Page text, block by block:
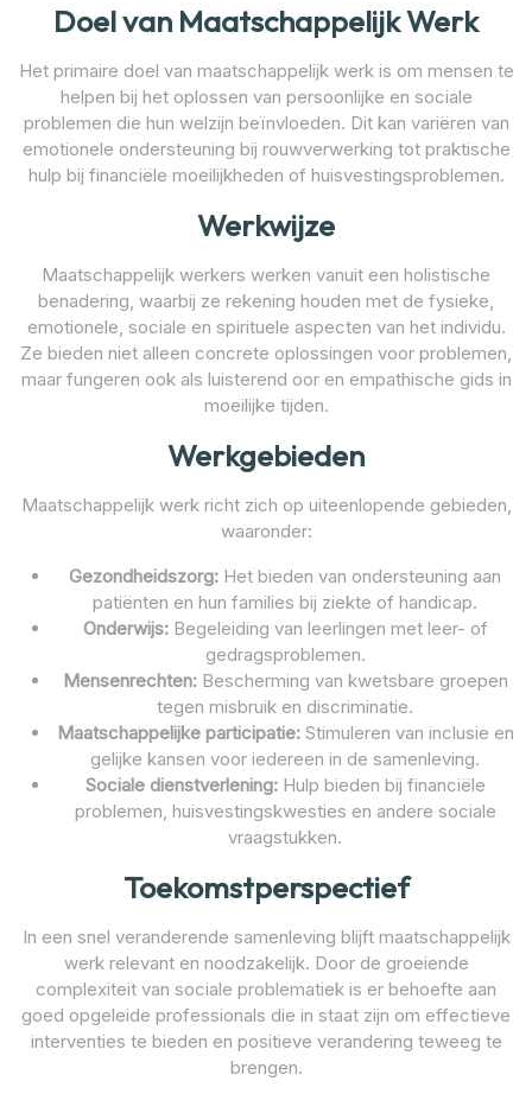
Doel van Maatschappelijk Werk
Het primaire doel van maatschappelijk werk is om mensen te
helpen bij het oplossen van persoonlijke en sociale
problemen die hun welzijn beïnvloeden. Dit kan variëren van
emotionele ondersteuning bij rouwverwerking tot praktische
hulp bij financiële moeilijkheden of huisvestingsproblemen.
Werkwijze
Maatschappelijk werkers werken vanuit een holistische
benadering, waarbij ze rekening houden met de fysieke,
emotionele, sociale en spirituele aspecten van het individu.
Ze bieden niet alleen concrete oplossingen voor problemen,
maar fungeren ook als luisterend oor en empathische gids in
moeilijke tijden.
Werkgebieden
Maatschappelijk werk richt zich op uiteenlopende gebieden,
waaronder:
Gezondheidszorg: Het bieden van ondersteuning aan
patiënten en hun families bij ziekte of handicap.
Onderwijs:Begeleiding van leerlingen met leer- of
gedragsproblemen.
Mensenrechten:Bescherming van kwetsbare groepen
tegen misbruik en discriminatie.
Maatschappelijke participatie:Stimuleren van inclusie en
gelijke kansen voor iedereen in de samenleving.
Sociale dienstverlening:Hulp bieden bij financiële
problemen, huisvestingskwesties en andere sociale
vraagstukken.
Toekomstperspectief
In een snel veranderende samenleving blijft maatschappelijk
werk relevant en noodzakelijk. Door de groeiende
complexiteit van sociale problematiek is er behoefte aan
goed opgeleide professionals die in staat zijn om effectieve
interventies te bieden en positieve verandering teweeg te
brengen.